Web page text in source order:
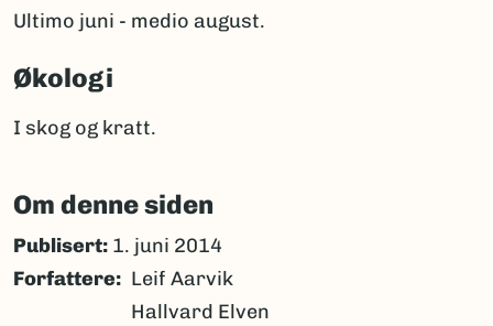
Ultimo juni - medio august.
Økologi
I skog og kratt.
Om denne siden
Publisert: 1. juni 2014
Forfattere
Leif Aarvik
Hallvard Elven